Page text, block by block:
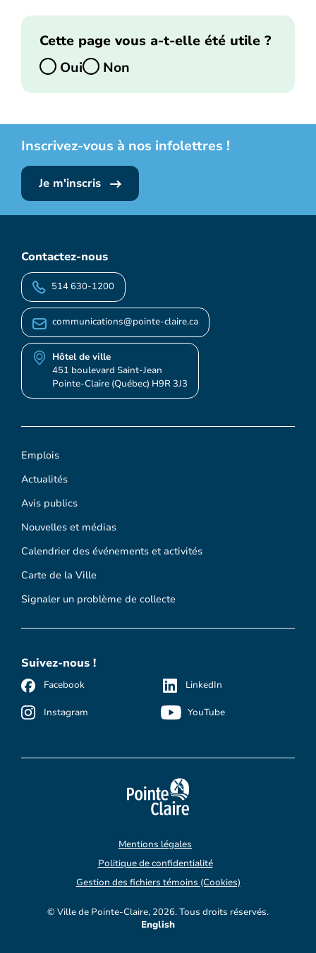
Cette page vous a-t-elle été utile ?
Oui
Non
Inscrivez-vous à nos infolettres !
Je m'inscris
Emplois
Actualités
Avis publics
Nouvelles et médias
Calendrier des événements et activités
Carte de la Ville
Signaler un problème de collecte
Contactez-nous
514 630-1200
communications@pointe-claire.ca
Hôtel de ville
451 boulevard Saint-Jean
Pointe-Claire (Québec) H9R 3J3
Suivez-nous !
Facebook
Instagram
LinkedIn
YouTube
© Ville de Pointe-Claire, 2026. Tous droits réservés.
Mentions légales
Politique de confidentialité
Gestion des fichiers témoins (Cookies)
English